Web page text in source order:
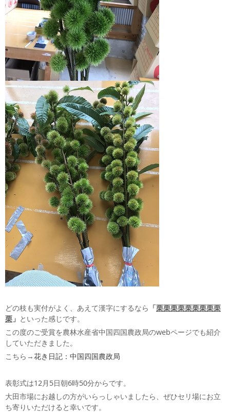
どの枝も実付がよく、あえて漢字にするなら 「栗栗栗栗栗栗栗栗栗
栗 」 といった感じです。
この度のご受賞を農林水産省中国四国農政局のwebページでも紹介
していただきました。
こちら→花き日記：中国四国農政局
表彰式は12月5日朝6時50分からです。
大田市場にお越しの方がいらっしゃいましたら、ぜひセリ場にお立
ち寄りいただけると幸いです。